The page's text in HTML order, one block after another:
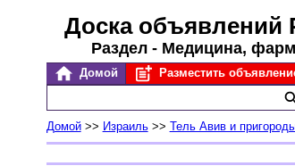
Доска объявлений
Раздел - Медицина,
Домой Разместить
Домой>> Израиль>> Тель Авив и